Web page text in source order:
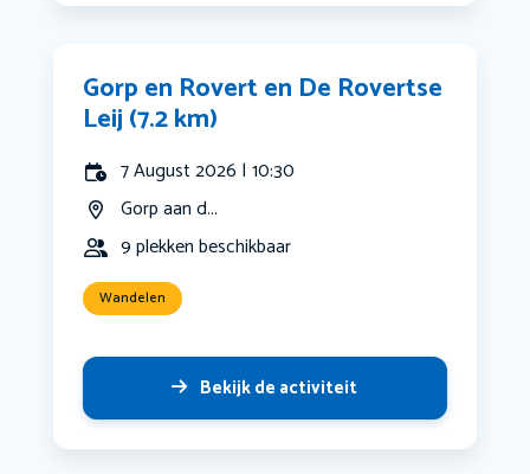
Gorp en Rovert en De Rovertse
Leij (7.2 km)
7 August 2026 | 10:30
Gorp aan d...
9 plekken beschikbaar
Wandelen
Bekijk de activiteit